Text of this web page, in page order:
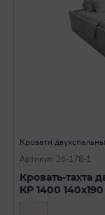
Кровати
Артикул: 26-178-1
Кровать-тахта
КР 1400